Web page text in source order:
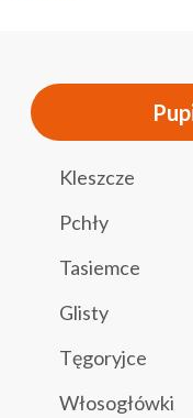
Kleszcze
Pchły
Tasiemce
Glisty
Tęgoryjce
Włosogłówki